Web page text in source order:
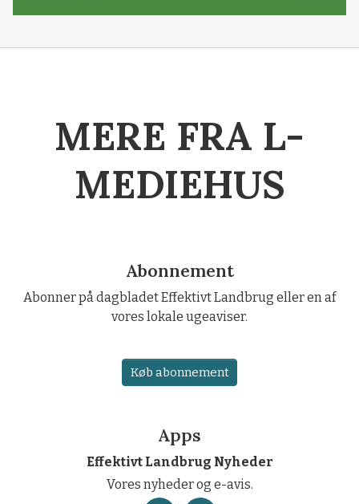
MERE FRA L-
MEDIEHUS
Abonnement
Abonner på dagbladet Effektivt Landbrug eller en af
vores lokale ugeaviser.
Køb abonnement
Apps
Effektivt Landbrug Nyheder
Vores nyheder og e-avis.